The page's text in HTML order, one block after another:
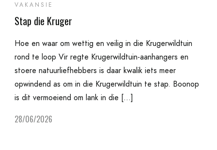
VAKANSIE
Stap die Kruger
Hoe en waar om wettig en veilig in die Krugerwildtuin
rond te loop Vir regte Krugerwildtuin-aanhangers en
stoere natuurliefhebbers is daar kwalik iets meer
opwindend as om in die Krugerwildtuin te stap. Boonop
is dit vermoeiend om lank in die […]
28/06/2026